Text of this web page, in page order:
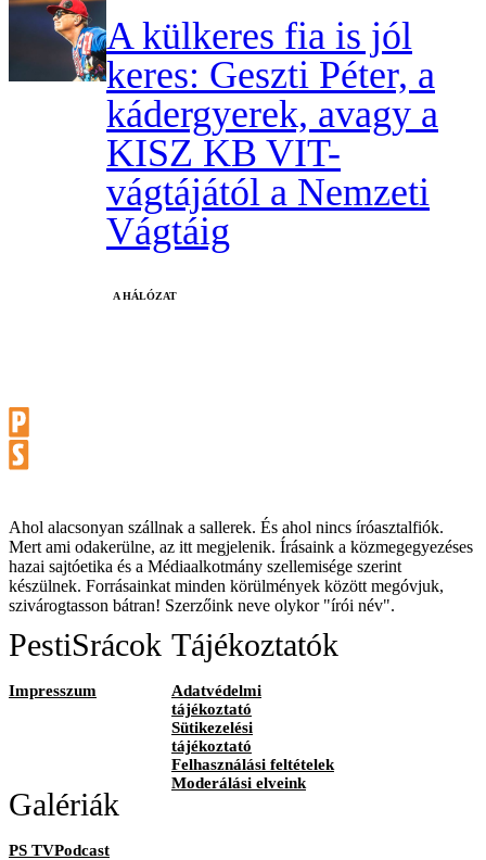
A külkeres fia is jól
keres: Geszti Péter, a
kádergyerek, avagy a
KISZ KB VIT-
vágtájától a Nemzeti
Vágtáig
A HÁLÓZAT
Ahol alacsonyan szállnak a sallerek. És ahol nincs íróasztalfiók.
Mert ami odakerülne, az itt megjelenik. Írásaink a közmegegyezéses
hazai sajtóetika és a Médiaalkotmány szellemisége szerint
készülnek. Forrásainkat minden körülmények között megóvjuk,
szivárogtasson bátran! Szerzőink neve olykor "írói név".
PestiSrácok
Impresszum
Tájékoztatók
Adatvédelmi
tájékoztató
Sütikezelési
tájékoztató
Felhasználási feltételek
Moderálási elveink
Galériák
PS TVPodcast